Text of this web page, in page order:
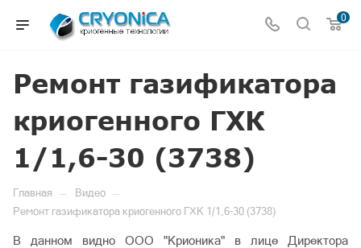
0
Ремонт газификатора
криогенного ГХК
1/1,6-30 (3738)
Главная — Видео —
Ремонт газификатора криогенного ГХК 1/1,6-30 (3738)
В данном видно ООО "Крионика" в лице Директора